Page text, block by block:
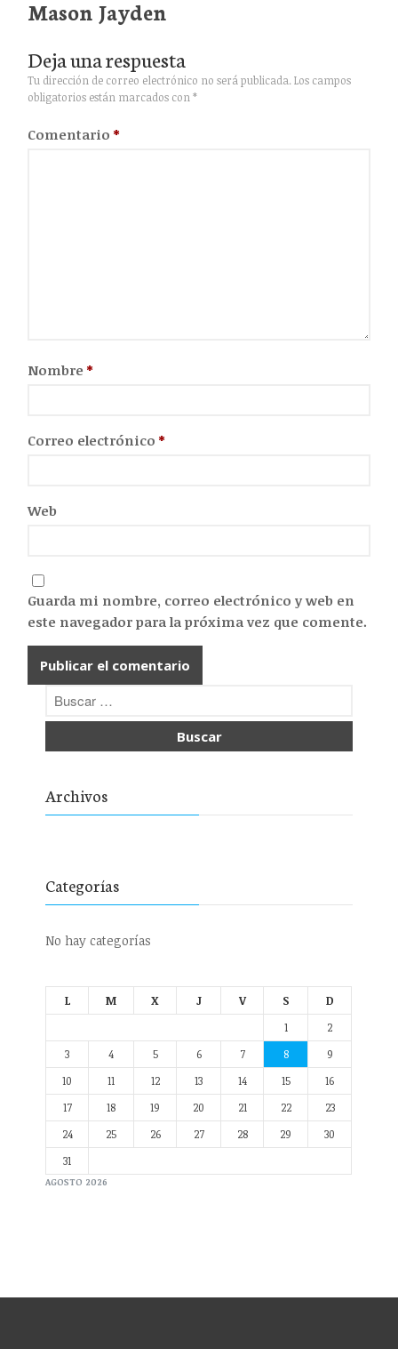
COMERCIAL
No hay categorías
Feed de comentarios
Mason Jayden
Deja una respuesta
Tu dirección de correo electrónico no será publicada. Los campos
obligatorios están marcados con*
Comentario*
Nombre*
Correo electrónico*
Web
Guarda mi nombre, correo electrónico y web en
este navegador para la próxima vez que comente.
Archivos
Categorías
No hay categorías
AGOSTO 2026
L M X J V S D
1
2
3
4 5 6 7 8
9
10
11 12 13 14 15
16
17
18 19 20 21 22
23
24
25 26 27 28 29
30
31